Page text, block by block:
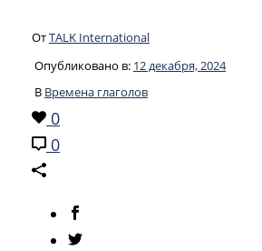
ОтTALK International
Опубликовано в: 12 декабря, 2024
В Времена глаголов
0
0